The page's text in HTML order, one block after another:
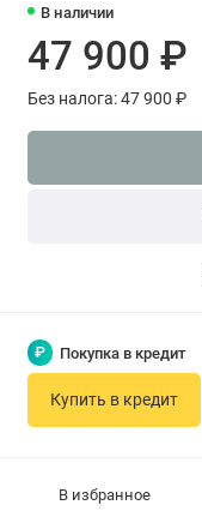
В наличии
47 900 ₽
Без налога: 47 900 ₽
В избранное
₽ Покупка в кредит
Купить в кредит